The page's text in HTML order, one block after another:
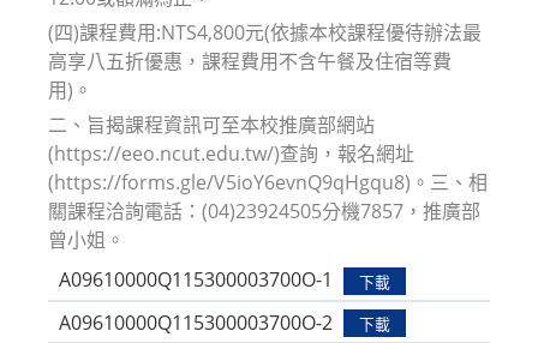
(四)課程費用:NTS4,800元(依據本校課程優待辦法最
高享八五折優惠，課程費用不含午餐及住宿等費
用)。
二、旨揭課程資訊可至本校推廣部網站
(https://eeo.ncut.edu.tw/)查詢，報名網址
(https://forms.gle/V5ioY6evnQ9qHgqu8)。三、相
關課程洽詢電話：(04)23924505分機7857，推廣部
曾小姐。
A09610000Q115300003700O-1
下載
A09610000Q115300003700O-2 下載